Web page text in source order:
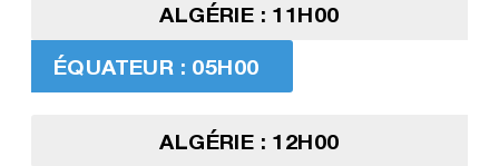
ALGÉRIE : 11H00
ÉQUATEUR : 05H00
ALGÉRIE : 12H00